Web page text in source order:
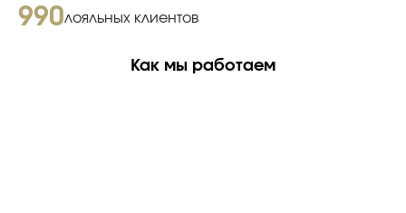
990лояльных клиентов
Как мы работаем